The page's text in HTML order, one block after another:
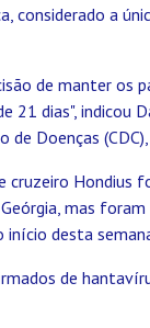
considerado a
de manter os
21 dias", indicou
Doenças
cruzeiro Hondius
mas
desta
de